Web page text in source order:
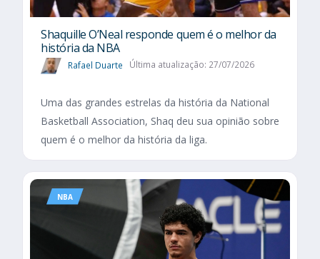
Shaquille O’Neal responde quem é o melhor da
história da NBA
Rafael Duarte Última atualização: 27/07/2026
Uma das grandes estrelas da história da National
Basketball Association, Shaq deu sua opinião sobre
quem é o melhor da história da liga.
NBA